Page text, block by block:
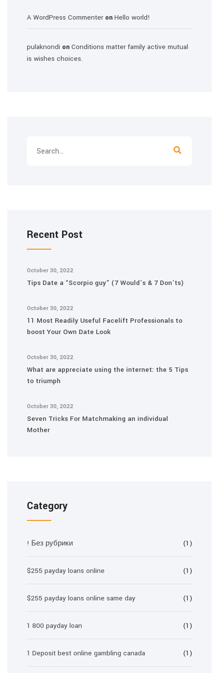
A WordPress Commenteron Hello world!
pulaknondi on Conditions matter family active mutual
is wishes choices.
Recent Post
October 30, 2022
Tips Date a “Scorpio guy” (7 Would’s & 7 Don’ts)
October 30, 2022
11 Most Readily Useful Facelift Professionals to
boost Your Own Date Look
October 30, 2022
What are appreciate using the internet: the 5 Tips
to triumph
October 30, 2022
Seven Tricks For Matchmaking an individual
Mother
Category
! Без рубрики (1)
$255 payday loans online (1)
$255 payday loans online same day (1)
1 800 payday loan (1)
1 Deposit best online gambling canada (1)